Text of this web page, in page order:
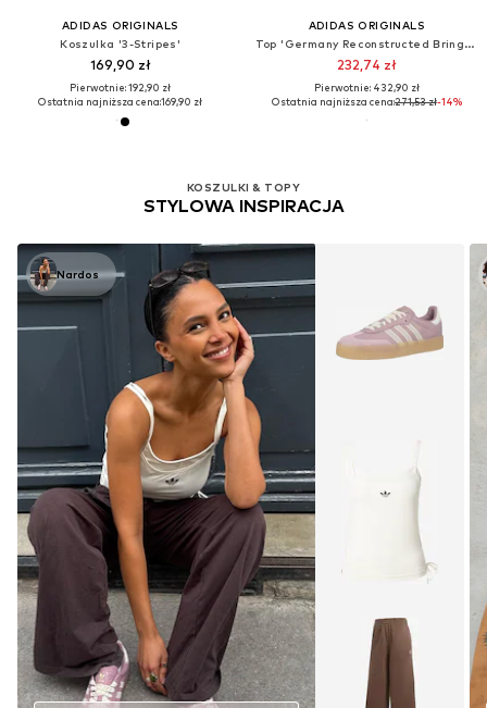
ADIDAS ORIGINALS
Koszulka '3-Stripes'
169,90 zł
Pierwotnie: 192,90 zł
Ostatnia najniższa cena:169,90 zł
ADIDAS ORIGINALS
Top 'Germany Reconstructed Bringback'
232,74 zł
Pierwotnie: 432,90 zł
Ostatnia najniższa cena:271,53 zł-14%
KOSZULKI & TOPY
STYLOWA INSPIRACJA
Nardos